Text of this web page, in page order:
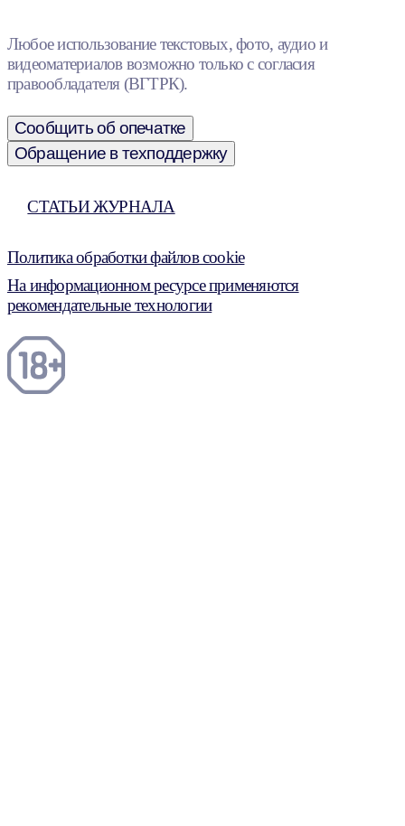
Любое использование текстовых, фото, аудио и
видеоматериалов возможно только с согласия
правообладателя (ВГТРК).
Сообщить об опечатке
Обращение в техподдержку
СТАТЬИ ЖУРНАЛА
Политика обработки файлов cookie
На информационном ресурсе применяются
рекомендательные технологии